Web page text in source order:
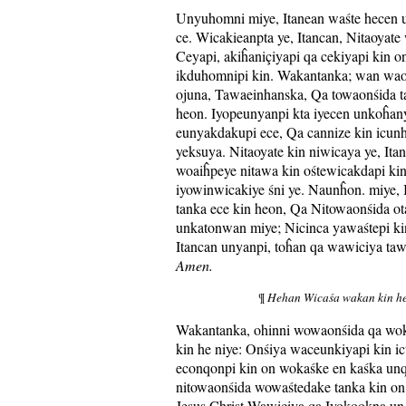
Unyuhomni miye, Itanean waśte
ce. Wicakieanpta ye, Itancan,
Ceyapi, akiĥaniçiyapi qa cekiyapi kin
ikduhomnipi kin. Wakantanka; wan
ojuna, Tawaeinhanska, Qa towaonśida
heon. Iyopeunyanpi kta iyecen
eunyakdakupi ece, Qa cannize kin
yeksuya. Nitaoyate kin niwicaya ye,
woaiĥpeye nitawa kin ośtewicakdapi
iyowinwicakiye śni ye. Naunĥon. miye,
tanka ece kin heon, Qa Nitowaonśida
unkatonwan miye; Nicinca yawaśtepi
Itancan unyanpi, toĥan qa wawiciya
Amen.
¶Hehan Wicaśa wakan kin
Wakantanka, ohinni wowaonśida qa
kin he niye: Onśiya waceunkiyapi kin
econqonpi kin on wokaśke en kaśka
nitowaonśida wowaśtedake tanka kin